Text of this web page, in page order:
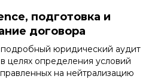
подготовка и
договора
юридический аудит
целях определения условий
на нейтрализацию